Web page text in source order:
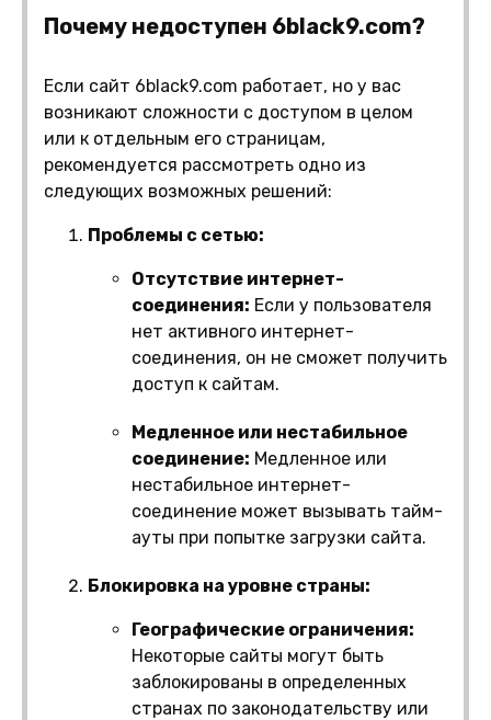
Почему недоступен 6black9.com?
Если сайт 6black9.com работает, но у вас
возникают сложности с доступом в целом
или к отдельным его страницам,
рекомендуется рассмотреть одно из
следующих возможных решений:
Проблемы с сетью:
Отсутствие интернет-
соединения: Если у пользователя
нет активного интернет-
соединения, он не сможет получить
доступ к сайтам.
Медленное или нестабильное
соединение: Медленное или
нестабильное интернет-
соединение может вызывать тайм-
ауты при попытке загрузки сайта.
Блокировка на уровне страны:
Географические ограничения:
Некоторые сайты могут быть
заблокированы в определенных
странах по законодательству или